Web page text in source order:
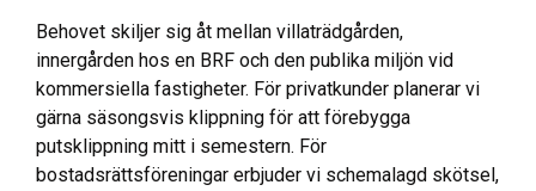
Behovet skiljer sig åt mellan villaträdgården,
innergården hos en BRF och den publika miljön vid
kommersiella fastigheter. För privatkunder planerar vi
gärna säsongsvis klippning för att förebygga
putsklippning mitt i semestern. För
bostadsrättsföreningar erbjuder vi schemalagd skötsel,